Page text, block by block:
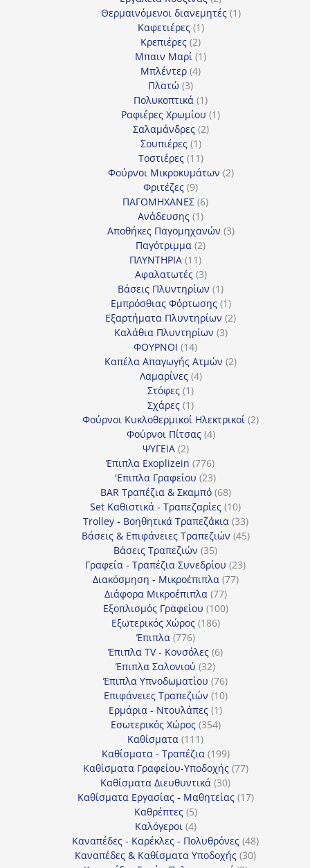
προϊόντα
Θερμαινόμενοι διανεμητές 11
Καφετιέρες 11
προϊόν
Κρεπιέρες 22
προϊόντα
Μπαιν Μαρί 11
Μπλέντερ 44
Πλατώ 33
προϊόντα
Πολυκοπτικά 11
προϊόν
Ραφιέρες Χρωμίου 11
Σαλαμάνδρες 22
Σουπιέρες 11
προϊόν
Τοστιέρες 1111
προϊόντα
Φούρνοι Μικροκυμάτων 22
Φριτέζες 99
προϊόντα
ΠΑΓΟΜΗΧΑΝΕΣ 66
Ανάδευσης 11
προϊόν
Αποθήκες Παγομηχανών 33
Παγότριμμα 22
ΠΛΥΝΤΗΡΙΑ 1111
προϊόντα
Αφαλατωτές 33
προϊόντα
Βάσεις Πλυντηρίων 11
προϊόν
Εμπρόσθιας Φόρτωσης 11
προϊόν
Εξαρτήματα Πλυντηρίων 22
Καλάθια Πλυντηρίων 33
ΦΟΥΡΝΟΙ 1414
προϊόντα
Καπέλα Απαγωγής Ατμών 22
Λαμαρίνες 44
Στόφες 11
προϊόν
Σχάρες 11
προϊόν
Φούρνοι Κυκλοθερμικοί Ηλεκτρικοί 22
Φούρνοι Πίτσας 44
ΨΥΓΕΙΑ 22
προϊόντα
Έπιπλα Exoplizein 776776
προϊόντα
'Επιπλα Γραφείου 2323
προϊόντα
BAR Τραπέζια & Σκαμπό 6868
προϊόντα
Set Καθιστικά - Τραπεζαρίες 1010
προϊόντα
Trolley - Βοηθητικά Τραπεζάκια 3333
προϊόντα
Βάσεις & Επιφάνειες Τραπεζιών 4545
Βάσεις Τραπεζιών 3535
προϊόντα
Γραφεία - Τραπέζια Συνεδρίου 2323
Διακόσμηση - Μικροέπιπλα 7777
Διάφορα Μικροέπιπλα 7777
προϊόντα
Εξοπλισμός Γραφείου 100100
Εξωτερικός Χώρος 186186
Έπιπλα 776776
προϊόντα
Έπιπλα TV - Κονσόλες 66
Έπιπλα Σαλονιού 3232
προϊόντα
Έπιπλα Υπνοδωματίου 7676
προϊόντα
Επιφάνειες Τραπεζιών 1010
Ερμάρια - Ντουλάπες 11
προϊόν
Εσωτερικός Χώρος 354354
Καθίσματα 111111
προϊόντα
Καθίσματα - Τραπέζια 199199
προϊόντα
Καθίσματα Γραφείου-Υποδοχής 7777
Καθίσματα Διευθυντικά 3030
προϊόντα
Καθίσματα Εργασίας - Μαθητείας 1717
Καθρέπτες 55
προϊόντα
Καλόγεροι 44
προϊόντα
Καναπέδες - Καρέκλες - Πολυθρόνες 4848
προϊόντα
Καναπέδες & Καθίσματα Υποδοχής 3030